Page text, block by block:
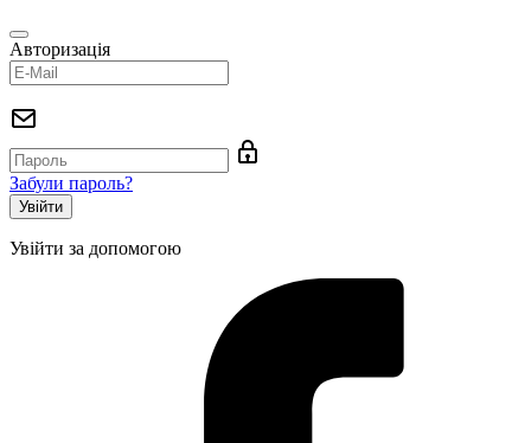
Авторизація
Забули пароль?
Увійти за допомогою